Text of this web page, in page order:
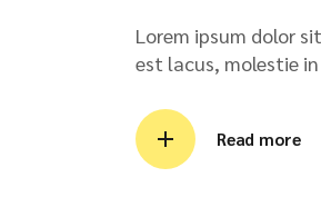
Lorem ipsum dolor
est lacus, molestie
Read more